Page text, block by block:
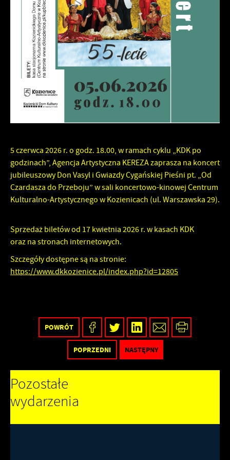
5 czerwca 2026 r. o godz. 18.00, w ramach cyklu „KDK po
godzinach”, Agencja Artystyczna KEREZA zaprasza na koncert
jubileuszowy Don Vasyl i Gwiazdy Cygańskiej Pieśni pt. „Od
Czardasza do Przeboju” w sali koncertowo-kinowej Centrum
Kulturalno-Artystycznego w Kozienicach (ul. Warszawska 29).
Sprzedaż biletów od 17 kwietnia 2026 r. w kasach KDK
oraz na stronach internetowych.
Szczegóły dostępne są na stronie:
https://www.dkkozienice.pl/index.php?id=12805
POWRÓT
POPRZEDNI NASTĘPNY
Pozostałe
wydarzenia
firm będących naszymi partnerami oraz innych dostawców usług.
Firmy te działają w charakterze pośredników prezentujących nasze
treści w postaci wiadomości, ofert, komunikatów mediów
społecznościowych.